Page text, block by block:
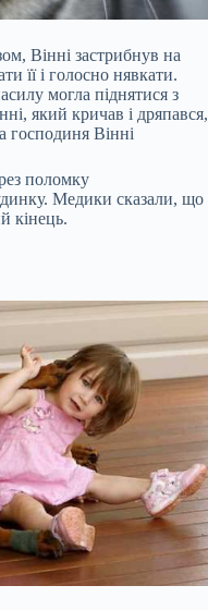
Вінні застрибнув на
її і голосно нявкати.
могла піднятися з
який кричав і дряпався,
господиня Вінні
поломку
Медики сказали, що
кінець.